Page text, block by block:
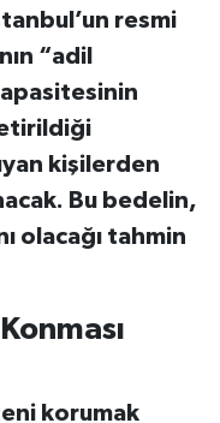
resmi
“adil
kişilerden
Bu bedelin,
olacağı tahmin
korumak